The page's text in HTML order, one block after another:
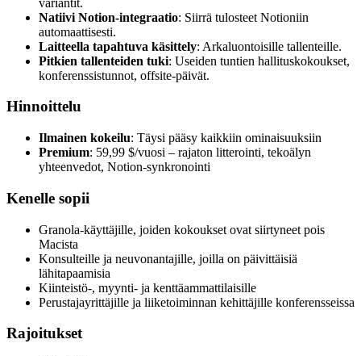
Natiivi Notion-integraatio: Siirrä tulosteet Notioniin
automaattisesti.
Laitteella tapahtuva käsittely: Arkaluontoisille tallenteille.
Pitkien tallenteiden tuki: Useiden tuntien hallituskokoukset,
konferenssistunnot, offsite-päivät.
Hinnoittelu
Ilmainen kokeilu: Täysi pääsy kaikkiin ominaisuuksiin
Premium: 59,99 $/vuosi – rajaton litterointi, tekoälyn
yhteenvedot, Notion-synkronointi
Kenelle sopii
Granola-käyttäjille, joiden kokoukset ovat siirtyneet pois
Macista
Konsulteille ja neuvonantajille, joilla on päivittäisiä
lähitapaamisia
Kiinteistö-, myynti- ja kenttäammattilaisille
Perustajayrittäjille ja liiketoiminnan kehittäjille konferensseissa
Rajoitukset